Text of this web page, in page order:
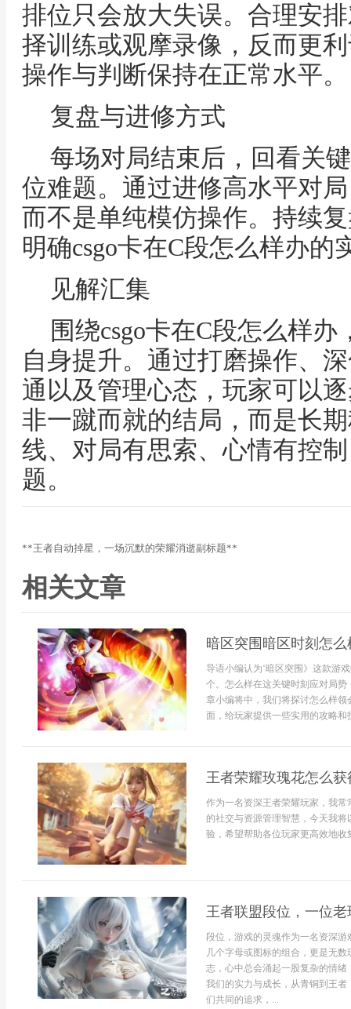
排位只会放大失误。合理安
择训练或观摩录像，反而更
操作与判断保持在正常水平。
复盘与进修方式
每场对局结束后，回看关
位难题。通过进修高水平对
而不是单纯模仿操作。持续
明确csgo卡在C段怎么样办的
见解汇集
围绕csgo卡在C段怎么样
自身提升。通过打磨操作、
通以及管理心态，玩家可以
非一蹴而就的结局，而是长
线、对局有思索、心情有控
题。
**王者自动掉星，一场沉默的荣耀消逝副标题**
相关文章
暗区突围暗区时刻怎么
导语小编认为‘暗区突围》这款游
个。怎么样在这关键时刻应对局
章小编将中，我们将探讨怎么样
面，给玩家提供一些实用的攻略
王者荣耀玫瑰花怎么
作为一名资深王者荣耀玩家，我
的社交与资源管理智慧，今天我
验，希望帮助各位玩家更高效地收
王者联盟段位，一位
段位，游戏的灵魂作为一名资深
几个字母或图标的组合，更是无
志，心中总会涌起一股复杂的情
我们的实力与成长，从青铜到王
们共同的追求，...